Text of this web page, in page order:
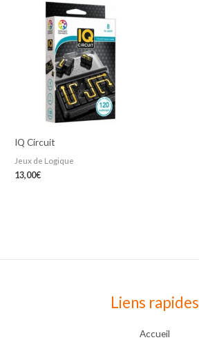
IQ Circuit
Jeux de Logique
13,00€
Liens rapides
Accueil